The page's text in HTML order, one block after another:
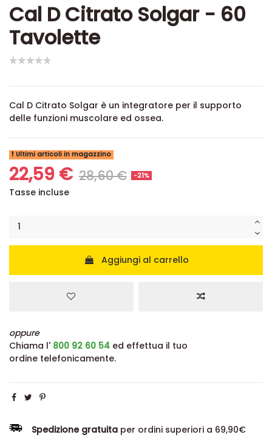
Cal D Citrato Solgar - 60
Tavolette
Cal D Citrato Solgar è un integratore per il supporto
delle funzioni muscolare ed ossea.
Ultimi articoli in magazzino
22,59 € 28,60 € -21%
Tasse incluse
Aggiungi al carrello
oppure
Chiama l' 800 92 60 54 ed effettua il tuo
ordine telefonicamente.
Spedizione gratuita per ordini superiori a 69,90€